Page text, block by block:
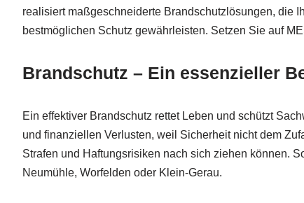
realisiert maßgeschneiderte Brandschutzlösungen, die
bestmöglichen Schutz gewährleisten. Setzen Sie auf
Brandschutz – Ein essenzieller
Ein effektiver Brandschutz rettet Leben und schützt
und finanziellen Verlusten, weil Sicherheit nicht dem
Strafen und Haftungsrisiken nach sich ziehen können.
Neumühle, Worfelden oder Klein-Gerau.